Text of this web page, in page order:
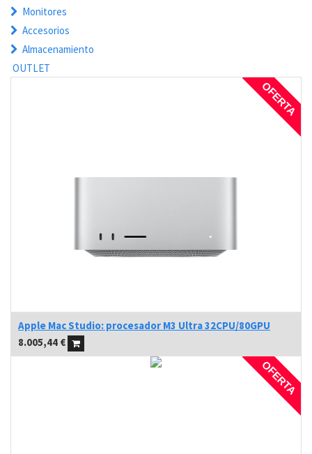
Monitores
Accesorios
Almacenamiento
OUTLET
OFERTA
Apple Mac Studio: procesador M3 Ultra 32CPU/80GPU
8.005,44 €
OFERTA